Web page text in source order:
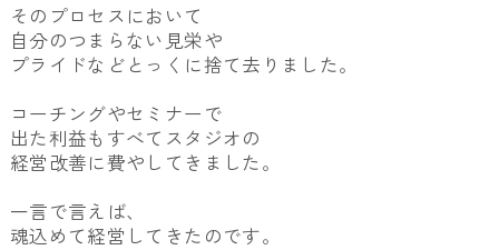
そのプロセスにおいて
自分のつまらない見栄や
プライドなどとっくに捨て去りました。
コーチングやセミナーで
出た利益もすべてスタジオの
経営改善に費やしてきました。
一言で言えば、
魂込めて経営してきたのです。